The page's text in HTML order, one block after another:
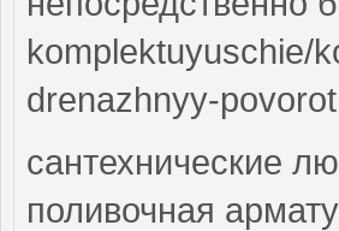
komplektuyuschie/
drenazhnyy-
сантехнические
поливочная